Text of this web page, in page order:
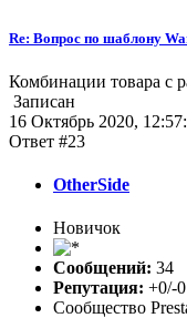
Re: Вопрос по шаблону
Комбинации товара с
Записан
16 Октябрь 2020,
Ответ #23
OtherSide
Новичок
Сообщений: 34
Репутация: +0/-0
Сообщество